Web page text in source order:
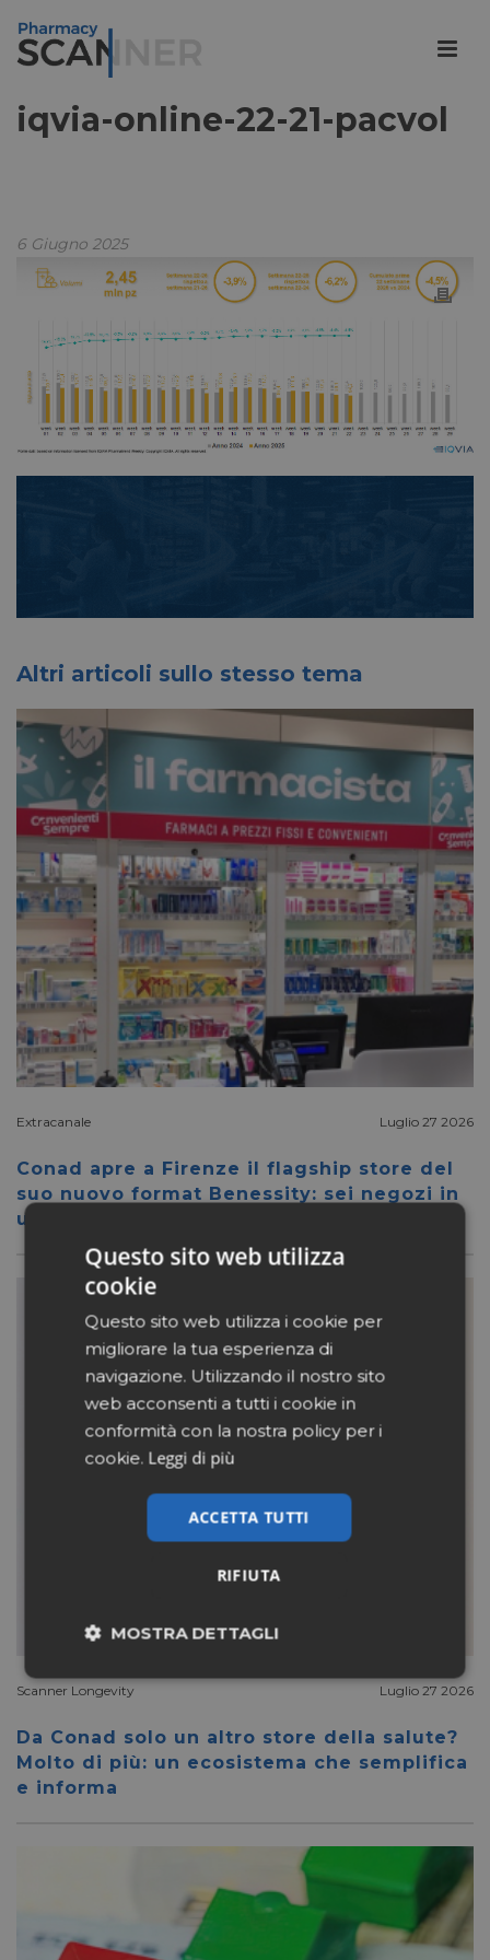
iqvia-online-22-21-pacvol
6 Giugno 2025
Altri articoli sullo stesso tema
Extracanale Luglio 27 2026
Conad apre a Firenze il flagship store del
suo nuovo format Benessity: sei negozi in
uno, parafarmacia compresa
Scanner Longevity Luglio 27 2026
Da Conad solo un altro store della salute?
Molto di più: un ecosistema che semplifica
e informa
Questo sito web utilizza
cookie
Questo sito web utilizza i cookie per
migliorare la tua esperienza di
navigazione. Utilizzando il nostro sito
web acconsenti a tutti i cookie in
conformità con la nostra policy per i
cookie. Leggi di più
ACCETTA TUTTI
RIFIUTA
MOSTRA DETTAGLI
Necessari Marketing
Non classificati
Marketing Non classificati